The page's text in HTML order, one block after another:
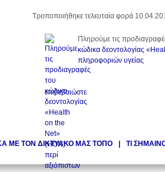
Τροποποιήθηκε τελευταία φορά
Πληρούμε τις
κώδικα δεοντολογίας
πληροφοριών υγείας
.
επιβεβαιώστε
.
ΜΕ ΤΟΝ ΔΙΚΤΥΑΚΟ ΜΑΣ ΤΟΠΟ ΤΙ